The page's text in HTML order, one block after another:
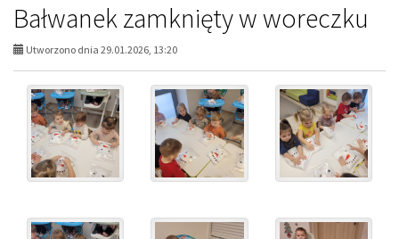
Bałwanek zamknięty w woreczku
Utworzono dnia 29.01.2026, 13:20